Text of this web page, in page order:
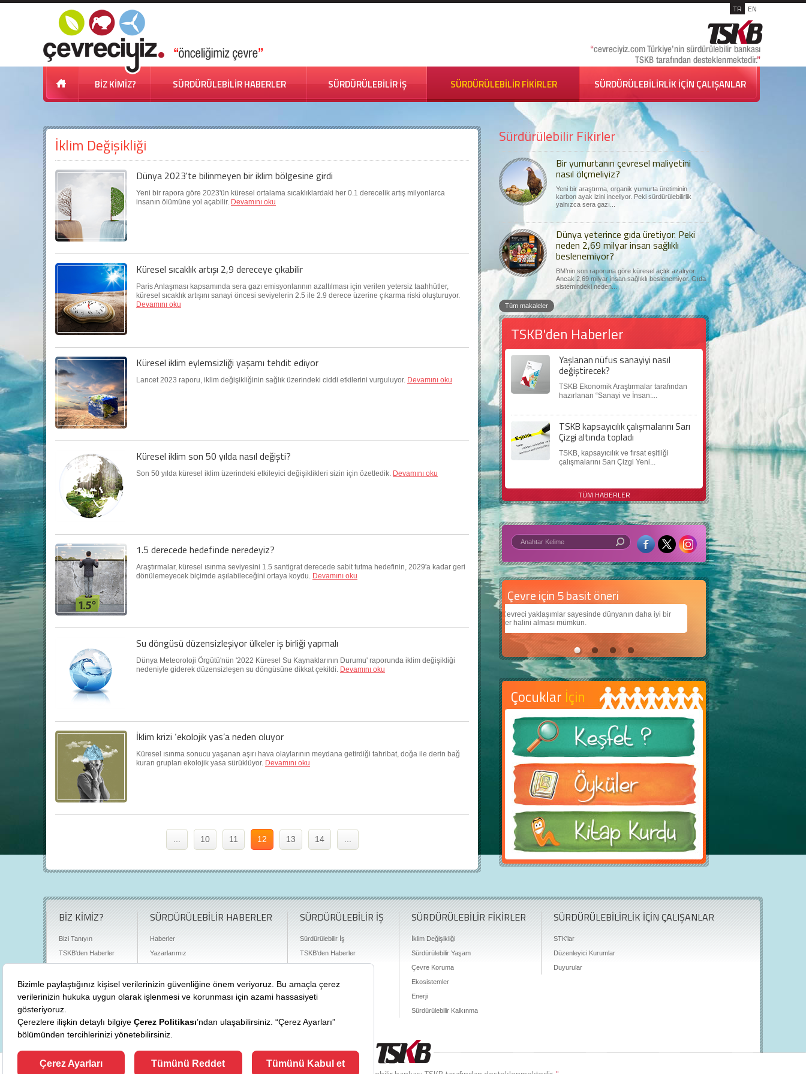
TR EN
BİZ KİMİZ? SÜRDÜRÜLEBİLİR HABERLER SÜRDÜRÜLEBİLİR İŞ SÜRDÜRÜLEBİLİR FİKİRLER SÜRDÜRÜLEBİLİRLİK İÇİN ÇALIŞANLAR
İklim Değişikliği
Dünya 2023'te bilinmeyen bir iklim bölgesine girdi
Yeni bir rapora göre 2023'ün küresel ortalama sıcaklıklardaki her 0.1 derecelik artış milyonlarca
insanın ölümüne yol açabilir. Devamını oku
Küresel sıcaklık artışı 2,9 dereceye çıkabilir
Paris Anlaşması kapsamında sera gazı emisyonlarının azaltılması için verilen yetersiz taahhütler,
küresel sıcaklık artışını sanayi öncesi seviyelerin 2.5 ile 2.9 derece üzerine çıkarma riski oluşturuyor.
Devamını oku
Küresel iklim eylemsizliği yaşamı tehdit ediyor
Lancet 2023 raporu, iklim değişikliğinin sağlık üzerindeki ciddi etkilerini vurguluyor. Devamını oku
Küresel iklim son 50 yılda nasıl değişti?
Son 50 yılda küresel iklim üzerindeki etkileyici değişiklikleri sizin için özetledik. Devamını oku
1.5 derecede hedefinde neredeyiz?
Araştırmalar, küresel ısınma seviyesini 1.5 santigrat derecede sabit tutma hedefinin, 2029'a kadar geri
dönülemeyecek biçimde aşılabileceğini ortaya koydu. Devamını oku
Su döngüsü düzensizleşiyor ülkeler iş birliği yapmalı
Dünya Meteoroloji Örgütü'nün '2022 Küresel Su Kaynaklarının Durumu' raporunda iklim değişikliği
nedeniyle giderek düzensizleşen su döngüsüne dikkat çekildi. Devamını oku
İklim krizi ‘ekolojik yas’a neden oluyor
Küresel ısınma sonucu yaşanan aşırı hava olaylarının meydana getirdiği tahribat, doğa ile derin bağ
kuran grupları ekolojik yasa sürüklüyor. Devamını oku
10 11 12 13 14
Sürdürülebilir Fikirler
Bir yumurtanın çevresel maliyetini
nasıl ölçmeliyiz?
Yeni bir araştırma, organik yumurta üretiminin
karbon ayak izini inceliyor. Peki sürdürülebilirlik
yalnızca sera gazı...
Dünya yeterince gıda üretiyor. Peki
neden 2,69 milyar insan sağlıklı
beslenemiyor?
BM’nin son raporuna göre küresel açlık azalıyor.
Ancak 2,69 milyar insan sağlıklı beslenemiyor. Gıda
sistemindeki neden...
Tüm makaleler
TSKB'den Haberler
Yaşlanan nüfus sanayiyi nasıl
değiştirecek?
TSKB Ekonomik Araştırmalar tarafından
hazırlanan “Sanayi ve İnsan:...
TSKB kapsayıcılık çalışmalarını Sarı
Çizgi altında topladı
TSKB, kapsayıcılık ve fırsat eşitliği
çalışmalarını Sarı Çizgi Yeni...
TÜM HABERLER
Çevre için 5 basit öneri
sayesinde dünyanın daha iyi bir
Daha iyi bir dünya için yapay zekâ
Çocuklarımıza daha güzel bir dünya bırakabilmek için
teknolojiden nasıl yararlanırız?
Çocuklar İçin
BİZ KİMİZ?
Bizi Tanıyın
TSKB'den Haberler
Basın Odası
Bize Ulaşın
Politikalarımız
SÜRDÜRÜLEBİLİR HABERLER
Haberler
Yazarlarımız
Sürdürülebilirlik Kütüphanesi
Karbon Sayacı
SÜRDÜRÜLEBİLİR İŞ
Sürdürülebilir İş
TSKB'den Haberler
SÜRDÜRÜLEBİLİR FİKİRLER
İklim Değişikliği
Sürdürülebilir Yaşam
Çevre Koruma
Ekosistemler
Enerji
Sürdürülebilir Kalkınma
SÜRDÜRÜLEBİLİRLİK İÇİN ÇALIŞANLAR
STK'lar
Düzenleyici Kurumlar
Duyurular